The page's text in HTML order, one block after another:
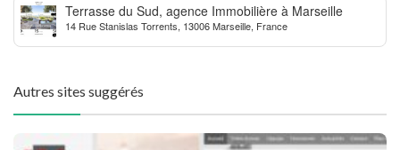
Terrasse du Sud, agence Immobilière à Marseille
14 Rue Stanislas Torrents, 13006 Marseille, France
Autres sites suggérés